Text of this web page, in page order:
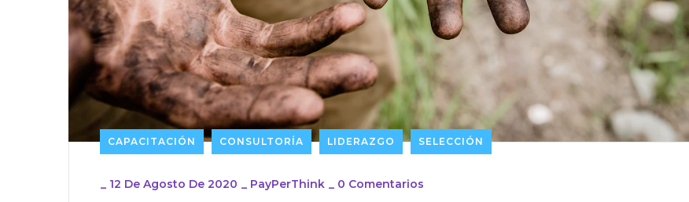
CAPACITACIÓN CONSULTORÍA LIDERAZGO SELECCIÓN
_ 12 De Agosto De 2020 _ PayPerThink _ 0 Comentarios